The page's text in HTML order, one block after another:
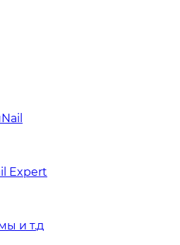
Expert
и т.д